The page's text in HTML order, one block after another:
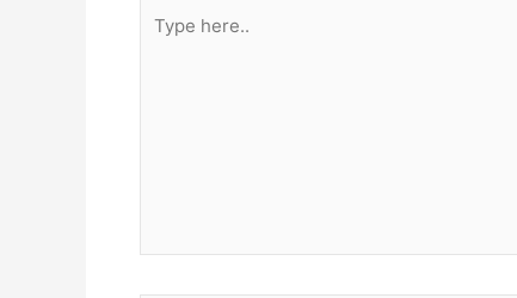
here..